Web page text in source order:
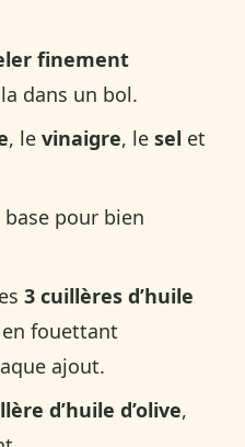
finement
dans un bol.
, levinaigre, lesel et
pour bien
3 cuillères d’huile
fouettant
ajout.
d’huile d’olive,